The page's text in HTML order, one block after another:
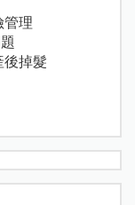
管理
後掉髮